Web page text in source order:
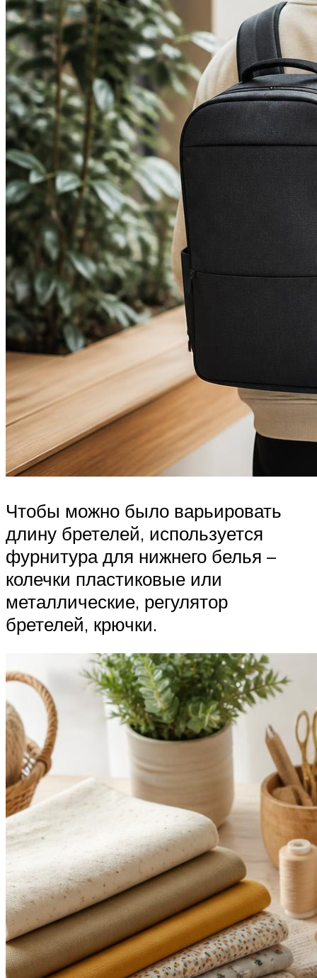
Чтобы можно было варьировать
длину бретелей, используется
фурнитура для нижнего белья –
колечки пластиковые или
металлические, регулятор
бретелей, крючки.